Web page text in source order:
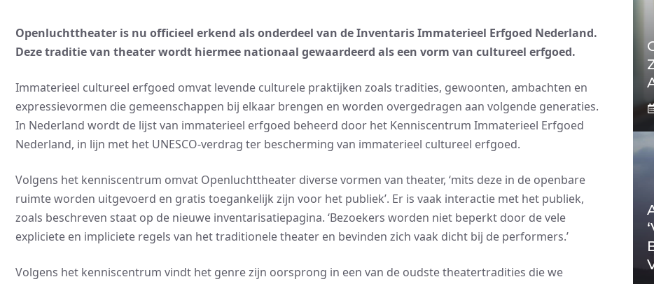
Openluchttheater is nu officieel erkend als onderdeel van de Inventaris Immaterieel Erfgoed Nederland.
Deze traditie van theater wordt hiermee nationaal gewaardeerd als een vorm van cultureel erfgoed.
Immaterieel cultureel erfgoed omvat levende culturele praktijken zoals tradities, gewoonten, ambachten en
expressievormen die gemeenschappen bij elkaar brengen en worden overgedragen aan volgende generaties.
In Nederland wordt de lijst van immaterieel erfgoed beheerd door het Kenniscentrum Immaterieel Erfgoed
Nederland, in lijn met het UNESCO-verdrag ter bescherming van immaterieel cultureel erfgoed.
Volgens het kenniscentrum omvat Openluchttheater diverse vormen van theater, ‘mits deze in de openbare
ruimte worden uitgevoerd en gratis toegankelijk zijn voor het publiek’. Er is vaak interactie met het publiek,
zoals beschreven staat op de nieuwe inventarisatiepagina. ‘Bezoekers worden niet beperkt door de vele
expliciete en impliciete regels van het traditionele theater en bevinden zich vaak dicht bij de performers.’
Volgens het kenniscentrum vindt het genre zijn oorsprong in een van de oudste theatertradities die we